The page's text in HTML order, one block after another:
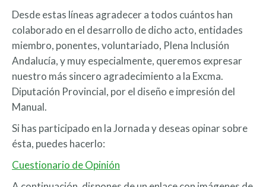
Desde estas líneas agradecer a todos cuántos han
colaborado en el desarrollo de dicho acto, entidades
miembro, ponentes, voluntariado, Plena Inclusión
Andalucía, y muy especialmente, queremos expresar
nuestro más sincero agradecimiento a la Excma.
Diputación Provincial, por el diseño e impresión del
Manual.
Si has participado en la Jornada y deseas opinar sobre
ésta, puedes hacerlo:
Cuestionario de Opinión